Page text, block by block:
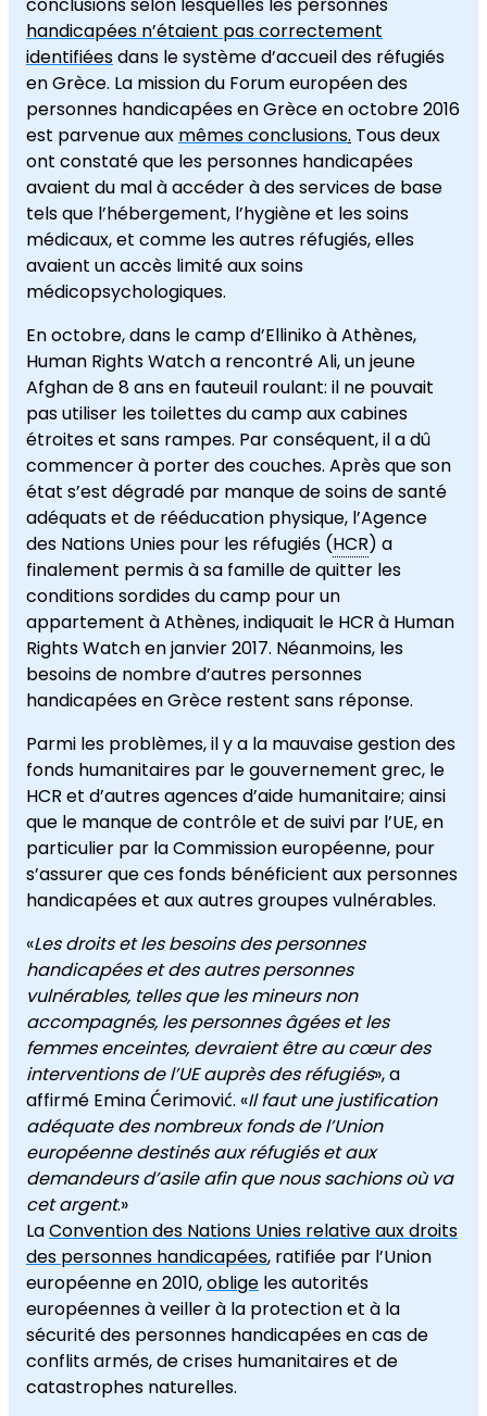
handicapées n’étaient pas correctement
identifiéesdans le système d’accueil des réfugiés
en Grèce. La mission du Forum européen des
personnes handicapées en Grèce en octobre 2016
est parvenue aux mêmes conclusions. Tous deux
ont constaté que les personnes handicapées
avaient du mal à accéder à des services de base
tels que l’hébergement, l’hygiène et les soins
médicaux, et comme les autres réfugiés, elles
avaient un accès limité aux soins
médicopsychologiques.
En octobre, dans le camp d’Elliniko à Athènes,
Human Rights Watch a rencontré Ali, un jeune
Afghan de 8 ans en fauteuil roulant: il ne pouvait
pas utiliser les toilettes du camp aux cabines
étroites et sans rampes. Par conséquent, il a dû
commencer à porter des couches. Après que son
état s’est dégradé par manque de soins de santé
adéquats et de rééducation physique, l’Agence
des Nations Unies pour les réfugiés (HCR) a
finalement permis à sa famille de quitter les
conditions sordides du camp pour un
appartement à Athènes, indiquait le HCR à Human
Rights Watch en janvier 2017. Néanmoins, les
besoins de nombre d’autres personnes
handicapées en Grèce restent sans réponse.
Parmi les problèmes, il y a la mauvaise gestion des
fonds humanitaires par le gouvernement grec, le
HCR et d’autres agences d’aide humanitaire; ainsi
que le manque de contrôle et de suivi par l’UE, en
particulier par la Commission européenne, pour
s’assurer que ces fonds bénéficient aux personnes
handicapées et aux autres groupes vulnérables.
«Les droits et les besoins des personnes
handicapées et des autres personnes
vulnérables, telles que les mineurs non
accompagnés, les personnes âgées et les
femmes enceintes, devraient être au cœur des
interventions de l’UE auprès des réfugiés», a
affirmé Emina Ćerimović. «Il faut une justification
adéquate des nombreux fonds de l’Union
européenne destinés aux réfugiés et aux
demandeurs d’asile afin que nous sachions où va
cet argent.»
LaConvention des Nations Unies relative aux droits
des personnes handicapées, ratifiée par l’Union
européenne en 2010,oblige les autorités
européennes à veiller à la protection et à la
sécurité des personnes handicapées en cas de
conflits armés, de crises humanitaires et de
catastrophes naturelles.